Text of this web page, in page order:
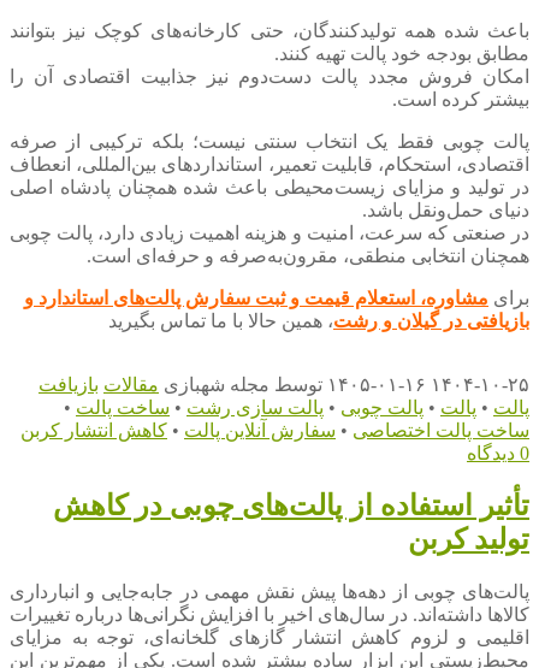
باعث شده همه تولیدکنندگان، حتی کارخانه‌های کوچک نیز بتوانند
مطابق بودجه خود پالت تهیه کنند.
امکان فروش مجدد پالت دست‌دوم نیز جذابیت اقتصادی آن را
بیشتر کرده است.
پالت چوبی فقط یک انتخاب سنتی نیست؛ بلکه ترکیبی از صرفه
اقتصادی، استحکام، قابلیت تعمیر، استانداردهای بین‌المللی، انعطاف
در تولید و مزایای زیست‌محیطی باعث شده همچنان پادشاه اصلی
دنیای حمل‌ونقل باشد.
در صنعتی که سرعت، امنیت و هزینه اهمیت زیادی دارد، پالت چوبی
همچنان انتخابی منطقی، مقرون‌به‌صرفه و حرفه‌ای است.
برای مشاوره، استعلام قیمت و ثبت سفارش پالت‌های استاندارد و
بازیافتی در گیلان و رشت، همین حالا با ما تماس بگیرید
۱۴۰۴-۱۰-۲۵ ۱۴۰۵-۰۱-۱۶ توسط مجله شهبازی مقالات بازیافت
پالت • پالت • پالت چوبی • پالت سازی رشت • ساخت پالت •
ساخت پالت اختصاصی • سفارش آنلاین پالت • کاهش انتشار کربن
0 دیدگاه
تأثیر استفاده از پالت‌های چوبی در کاهش
تولید کربن
پالت‌های چوبی از دهه‌ها پیش نقش مهمی در جابه‌جایی و انبارداری
کالاها داشته‌اند. در سال‌های اخیر با افزایش نگرانی‌ها درباره تغییرات
اقلیمی و لزوم کاهش انتشار گازهای گلخانه‌ای، توجه به مزایای
محیط‌زیستی این ابزار ساده بیشتر شده است. یکی از مهم‌ترین این